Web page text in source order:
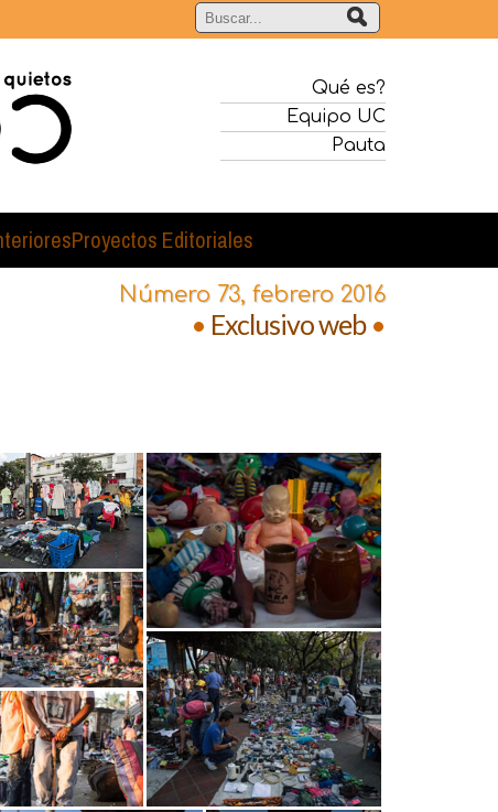
Qué es?
Equipo UC
Pauta
Proyectos Editoriales
Número 73, febrero 2016
• Exclusivo web•